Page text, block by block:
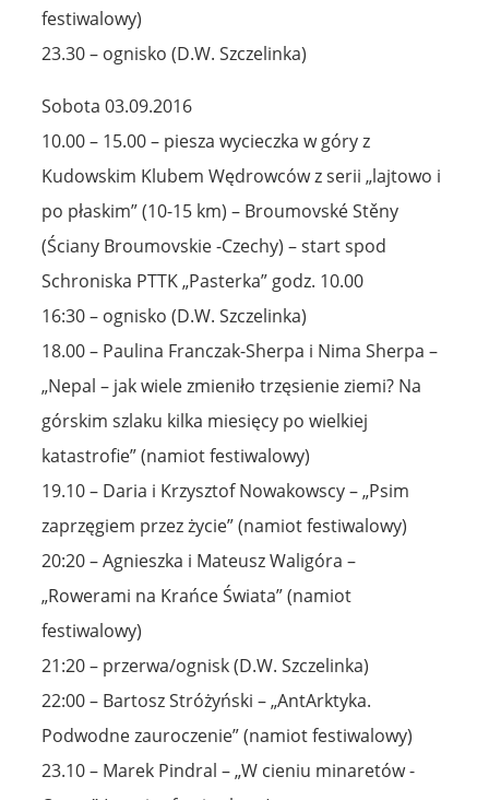
festiwalowy)
23.30 – ognisko (D.W. Szczelinka)
Sobota 03.09.2016
10.00 – 15.00 – piesza wycieczka w góry z
Kudowskim Klubem Wędrowców z serii „lajtowo i
po płaskim” (10-15 km) – Broumovské Stěny
(Ściany Broumovskie -Czechy) – start spod
Schroniska PTTK „Pasterka” godz. 10.00
16:30 – ognisko (D.W. Szczelinka)
18.00 – Paulina Franczak-Sherpa i Nima Sherpa –
„Nepal – jak wiele zmieniło trzęsienie ziemi? Na
górskim szlaku kilka miesięcy po wielkiej
katastrofie” (namiot festiwalowy)
19.10 – Daria i Krzysztof Nowakowscy – „Psim
zaprzęgiem przez życie” (namiot festiwalowy)
20:20 – Agnieszka i Mateusz Waligóra –
„Rowerami na Krańce Świata” (namiot
festiwalowy)
21:20 – przerwa/ognisk (D.W. Szczelinka)
22:00 – Bartosz Stróżyński – „AntArktyka.
Podwodne zauroczenie” (namiot festiwalowy)
23.10 – Marek Pindral – „W cieniu minaretów -